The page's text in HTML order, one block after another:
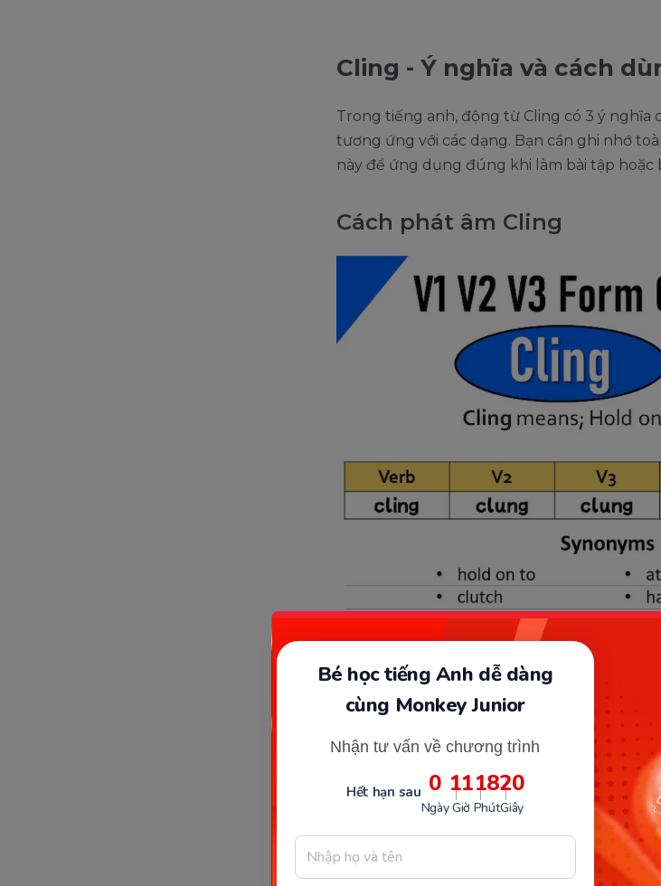
Bé học tiếng Anh dễ dàng
cùng Monkey Junior
Nhận tư vấn về chương trình
Hết hạn sau 0
Ngày
11
Giờ
18
Phút
19
Giây
Cling - Ý nghĩa và cách
Trong tiếng anh, động từ Cling có 3 ý nghĩa
tương ứng với các dạng. Bạn cần ghi nhớ
này để ứng dụng đúng khi làm bài tập hoặc
Cách phát âm Cling